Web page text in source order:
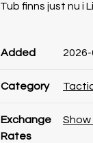
Tub finns just nu i
Added
Category
Exchange
Rates